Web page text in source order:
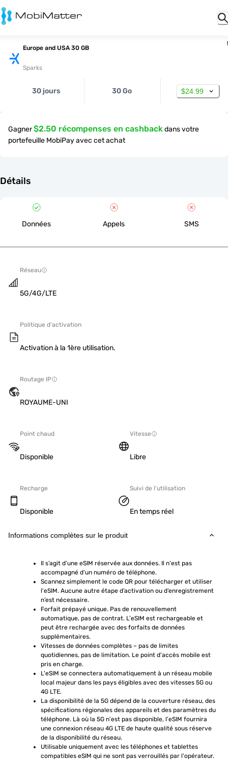
Europe and USA 30 GB
Sparks
30 jours 30 Go $24.99
Gagner$2.50 récompenses en cashbackdans votre
portefeuille MobiPay avec cet achat
Détails
Données Appels SMS
Réseau
5G/4G/LTE
Politique d'activation
Activation à la 1ère utilisation.
Routage IP
ROYAUME-UNI
Point chaud
Disponible
Vitesse
Libre
Recharge
Disponible
Suivi de l'utilisation
En temps réel
Informations complètes sur le produit
Il s’agit d’une eSIM réservée aux données. Il n'est pas
accompagné d'un numéro de téléphone.
Scannez simplement le code QR pour télécharger et utiliser
l'eSIM. Aucune autre étape d’activation ou d’enregistrement
n’est nécessaire.
Forfait prépayé unique. Pas de renouvellement
automatique, pas de contrat. L'eSIM est rechargeable et
peut être rechargée avec des forfaits de données
supplémentaires.
Vitesses de données complètes – pas de limites
quotidiennes, pas de limitation. Le point d'accès mobile est
pris en charge.
L'eSIM se connectera automatiquement à un réseau mobile
local majeur dans les pays éligibles avec des vitesses 5G ou
4G LTE.
La disponibilité de la 5G dépend de la couverture réseau, des
spécifications régionales des appareils et des paramètres du
téléphone. Là où la 5G n'est pas disponible, l'eSIM fournira
une connexion réseau 4G LTE de haute qualité sous réserve
de la disponibilité du réseau.
Utilisable uniquement avec les téléphones et tablettes
compatibles eSIM qui ne sont pas verrouillés par l'opérateur.